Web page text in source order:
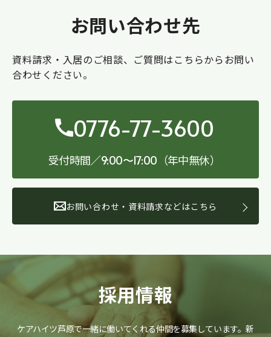
お問い合わせ先
資料請求・入居のご相談、ご質問はこちらからお問い
合わせください。
0776-77-3600
受付時間／9:00〜17:00 （年中無休）
お問い合わせ・資料請求などはこちら
採用情報
ケアハイツ芦原で一緒に働いてくれる仲間を募集しています。新